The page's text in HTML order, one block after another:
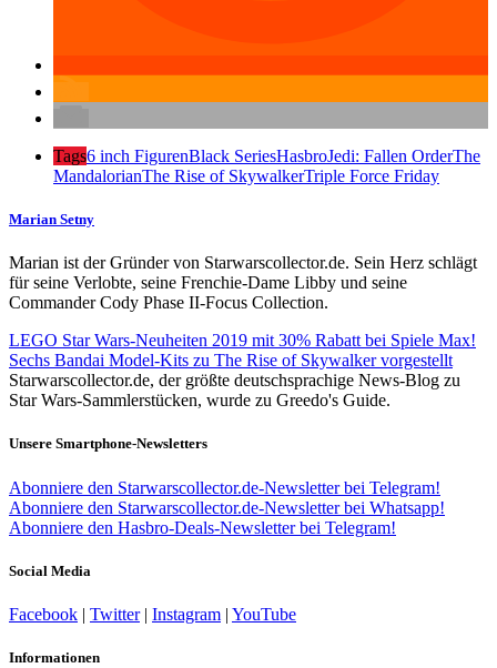
Tags6 inch FigurenBlack SeriesHasbroJedi: Fallen OrderThe
MandalorianThe Rise of SkywalkerTriple Force Friday
Marian Setny
Marian ist der Gründer von Starwarscollector.de. Sein Herz schlägt
für seine Verlobte, seine Frenchie-Dame Libby und seine
Commander Cody Phase II-Focus Collection.
LEGO Star Wars-Neuheiten 2019 mit 30% Rabatt bei Spiele Max!
Sechs Bandai Model-Kits zu The Rise of Skywalker vorgestellt
Starwarscollector.de, der größte deutschsprachige News-Blog zu
Star Wars-Sammlerstücken, wurde zu Greedo's Guide.
Unsere Smartphone-Newsletters
Abonniere den Starwarscollector.de-Newsletter bei Telegram!
Abonniere den Starwarscollector.de-Newsletter bei Whatsapp!
Abonniere den Hasbro-Deals-Newsletter bei Telegram!
Social Media
Facebook | Twitter| Instagram | YouTube
Informationen